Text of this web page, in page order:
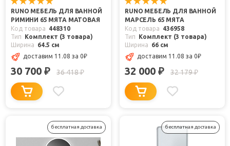
RUNO МЕБЕЛЬ ДЛЯ ВАННОЙ
РИМИНИ 65 МЯТА МАТОВАЯ
Код товара
448310
Тип
Комплект (3 товара)
Ширина
64.5 см
доставим 11.08 за 0₽
30 700 ₽ 36 418₽
RUNO МЕБЕЛЬ ДЛЯ ВАННОЙ
МАРСЕЛЬ 65 МЯТА
Код товара
436958
Тип
Комплект (3 товара)
Ширина
66 см
доставим 11.08 за 0₽
32 000 ₽ 32 179₽
бесплатная доставка бесплатная доставка